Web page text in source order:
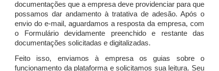
documentações que a empresa deve providenciar para que
possamos dar andamento à tratativa de adesão. Após o
envio do e-mail, aguardamos a resposta da empresa, com
o Formulário devidamente preenchido e restante das
documentações solicitadas e digitalizadas.
Feito isso, enviamos à empresa os guias sobre o
funcionamento da plataforma e solicitamos sua leitura. Seu